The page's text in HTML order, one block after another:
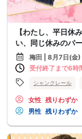
【わたし、平日休
い、同じ休みのパ
梅田 | 8月7日(金
受付終了まで6時
シャンクレール
女性 残りわずか
男性 残りわずか